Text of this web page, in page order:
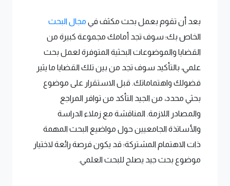
بعد أن تقوم بعمل بحث مكثف في مجال البحث
الخاص بك؛ سوف تجد أمامك مجموعة كبيرة من
القضايا والموضوعات البحثية المتوفرة لعمل بحث
علمي، بالتأكيد سوف تجد من بين تلك القضايا ما يثير
فضولك واهتماماتك. قبل الاستقرار على موضوع
بحثي محدد، من الجيد التأكد من توافر المراجع
والمصادر اللازمة. المناقشة مع زملاء الدراسة
والأساتذة الجامعيين حول مواضيع البحث المهمة
ذات الاهتمام المشتركة؛ قد يكون فرصة رائعة لاختيار
موضوع بحث جيد يصلح للبحث العلمي.